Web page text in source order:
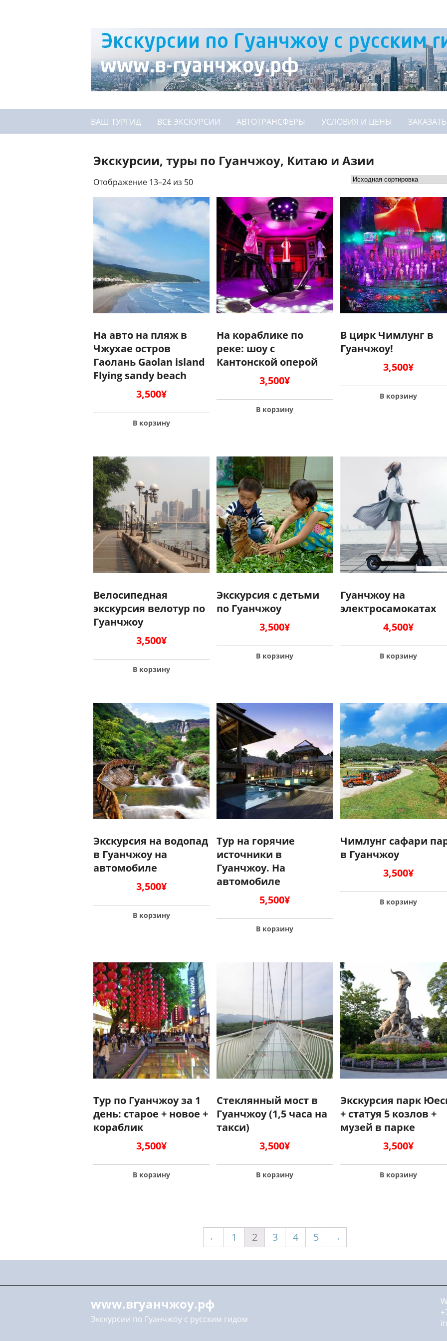
ВАШ ТУРГИД ВСЕ ЭКСКУРСИИ АВТОТРАНСФЕРЫ УСЛОВИЯ И ЦЕНЫ ЗАКАЗАТЬ
Экскурсии, туры по Гуанчжоу, Китаю и Азии
Отображение 13–24 из 50
На авто на пляж в
Чжухае остров
Гаолань Gaolan island
Flying sandy beach
3,500¥
В корзину
На кораблике по
реке: шоу с
Кантонской оперой
3,500¥
В корзину
В цирк Чимлунг в
Гуанчжоу!
3,500¥
В корзину
Велосипедная
экскурсия велотур по
Гуанчжоу
3,500¥
В корзину
Экскурсия с детьми
по Гуанчжоу
3,500¥
В корзину
Гуанчжоу на
электросамокатах
4,500¥
В корзину
Экскурсия на водопад
в Гуанчжоу на
автомобиле
3,500¥
В корзину
Тур на горячие
источники в
Гуанчжоу. На
автомобиле
5,500¥
В корзину
Чимлунг сафари
в Гуанчжоу
3,500¥
В корзину
Тур по Гуанчжоу за 1
день: старое + новое +
кораблик
3,500¥
В корзину
Стеклянный мост в
Гуанчжоу (1,5 часа на
такси)
3,500¥
В корзину
Экскурсия парк
+ статуя 5 козлов +
музей в парке
3,500¥
В корзину
← 1 2 3 4 5 →
www.вгуанчжоу.рф
Экскурсии по Гуанчжоу с русским гидом